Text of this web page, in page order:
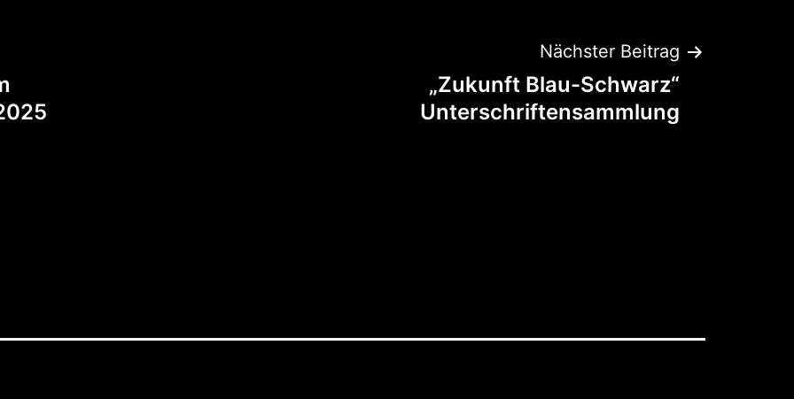
Nächster Beitrag
„Zukunft Blau-Schwarz“
Unterschriftensammlung